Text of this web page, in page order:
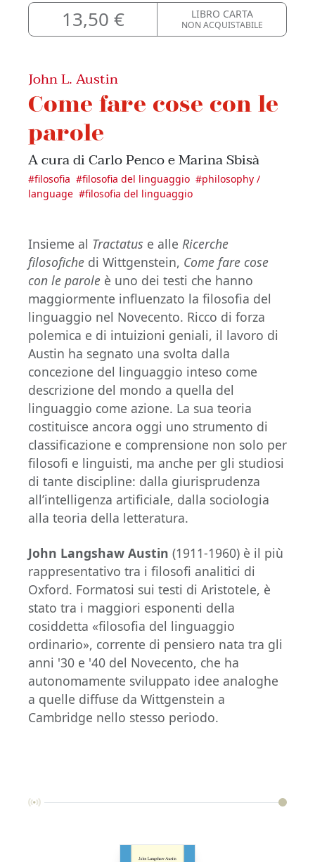
13,50 € LIBRO CARTA
NON ACQUISTABILE
John L. Austin
Come fare cose con le
parole
A cura di Carlo Penco e Marina Sbisà
#filosofia #filosofia del linguaggio #philosophy /
language #filosofia del linguaggio
Insieme al Tractatus e alle Ricerche
filosofiche di Wittgenstein, Come fare cose
con le parole è uno dei testi che hanno
maggiormente influenzato la filosofia del
linguaggio nel Novecento. Ricco di forza
polemica e di intuizioni geniali, il lavoro di
Austin ha segnato una svolta dalla
concezione del linguaggio inteso come
descrizione del mondo a quella del
linguaggio come azione. La sua teoria
costituisce ancora oggi uno strumento di
classificazione e comprensione non solo per
filosofi e linguisti, ma anche per gli studiosi
di tante discipline: dalla giurisprudenza
all’intelligenza artificiale, dalla sociologia
alla teoria della letteratura.
John Langshaw Austin (1911-1960) è il più
rappresentativo tra i filosofi analitici di
Oxford. Formatosi sui testi di Aristotele, è
stato tra i maggiori esponenti della
cosiddetta «filosofia del linguaggio
ordinario», corrente di pensiero nata tra gli
anni '30 e '40 del Novecento, che ha
autonomamente sviluppato idee analoghe
a quelle diffuse da Wittgenstein a
Cambridge nello stesso periodo.